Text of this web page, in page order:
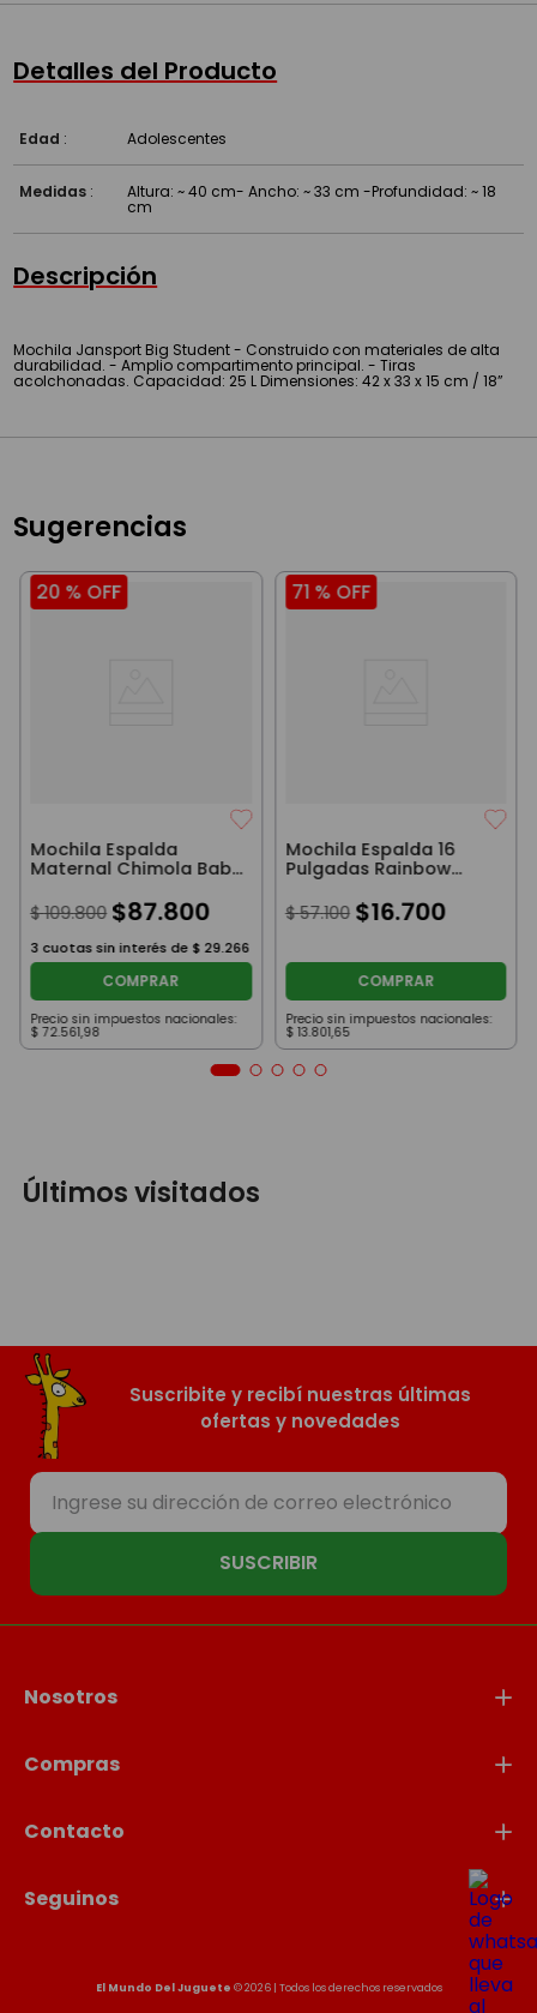
Detalles del Producto
Edad : Adolescentes
Medidas : Altura: ~ 40 cm- Ancho: ~ 33 cm -Profundidad: ~ 18
cm
Descripción
Mochila Jansport Big Student - Construido con materiales de alta
durabilidad. - Amplio compartimento principal. - Tiras
acolchonadas. Capacidad: 25 L Dimensiones: 42 x 33 x 15 cm / 18”
Sugerencias
20 % OFF
Mochila Espalda
Maternal Chimola Baby
$ 109.800 $87.800
3 cuotas sin interés de $ 29.266
COMPRAR
Precio sin impuestos nacionales:
$ 72.561,98
71 % OFF
Mochila Espalda 16
Pulgadas Rainbow
$ 57.100 $16.700
COMPRAR
Precio sin impuestos nacionales:
$ 13.801,65
Últimos visitados
Suscribite y recibí nuestras últimas
ofertas y novedades
SUSCRIBIR
Nosotros
Compras
Contacto
Seguinos
El Mundo Del Juguete © 2026 | Todos los derechos reservados